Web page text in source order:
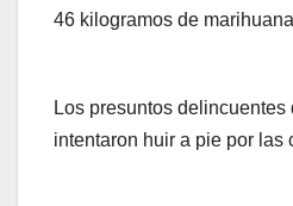
46 kilogramos de
Los presuntos
intentaron huir a pie por las